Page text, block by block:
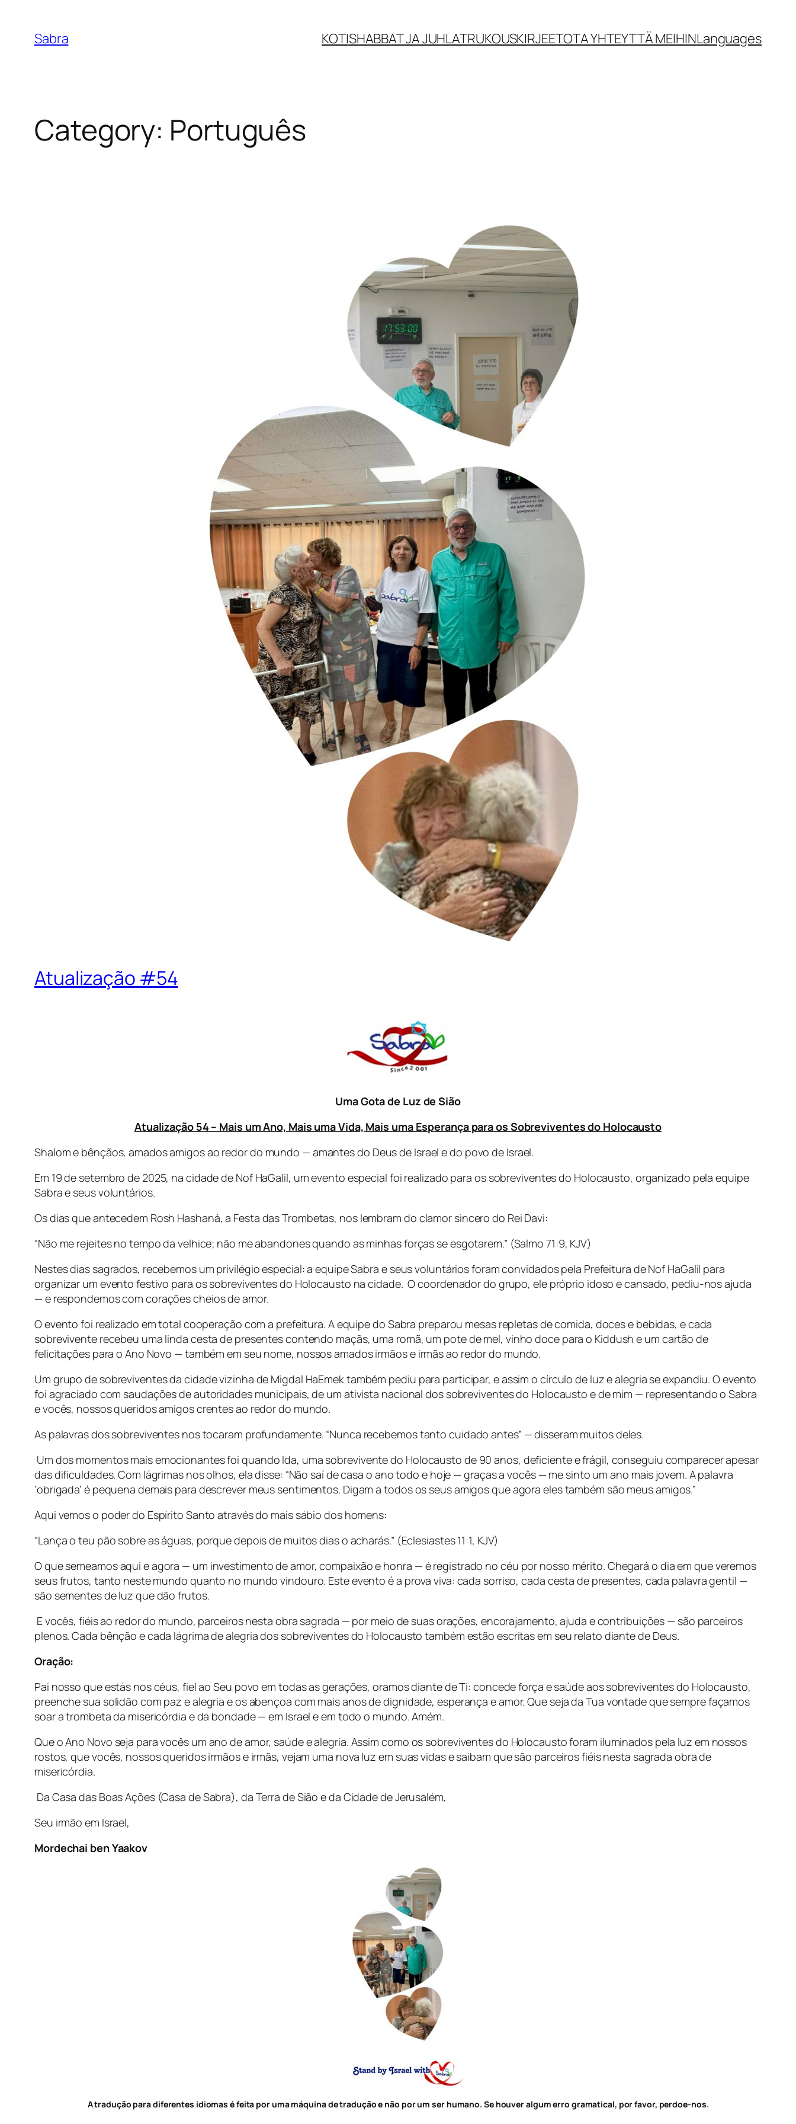
content
Sabra KOTISHABBAT JA JUHLATRUKOUSKIRJEETOTA YHTEYTTÄ MEIHINLanguages
Category: Português
Atualização #54
Uma Gota de Luz de Sião
Atualização 54 – Mais um Ano, Mais uma Vida, Mais uma Esperança para os Sobreviventes do Holocausto
Shalom e bênçãos, amados amigos ao redor do mundo — amantes do Deus de Israel e do povo de Israel.
Em 19 de setembro de 2025, na cidade de Nof HaGalil, um evento especial foi realizado para os sobreviventes do Holocausto, organizado pela equipe
Sabra e seus voluntários.
Os dias que antecedem Rosh Hashaná, a Festa das Trombetas, nos lembram do clamor sincero do Rei Davi:
“Não me rejeites no tempo da velhice; não me abandones quando as minhas forças se esgotarem.” (Salmo 71:9, KJV)
Nestes dias sagrados, recebemos um privilégio especial: a equipe Sabra e seus voluntários foram convidados pela Prefeitura de Nof HaGalil para
organizar um evento festivo para os sobreviventes do Holocausto na cidade. O coordenador do grupo, ele próprio idoso e cansado, pediu-nos ajuda
— e respondemos com corações cheios de amor.
O evento foi realizado em total cooperação com a prefeitura. A equipe do Sabra preparou mesas repletas de comida, doces e bebidas, e cada
sobrevivente recebeu uma linda cesta de presentes contendo maçãs, uma romã, um pote de mel, vinho doce para o Kiddush e um cartão de
felicitações para o Ano Novo — também em seu nome, nossos amados irmãos e irmãs ao redor do mundo.
Um grupo de sobreviventes da cidade vizinha de Migdal HaEmek também pediu para participar, e assim o círculo de luz e alegria se expandiu. O evento
foi agraciado com saudações de autoridades municipais, de um ativista nacional dos sobreviventes do Holocausto e de mim — representando o Sabra
e vocês, nossos queridos amigos crentes ao redor do mundo.
As palavras dos sobreviventes nos tocaram profundamente. “Nunca recebemos tanto cuidado antes” — disseram muitos deles.
Um dos momentos mais emocionantes foi quando Ida, uma sobrevivente do Holocausto de 90 anos, deficiente e frágil, conseguiu comparecer apesar
das dificuldades. Com lágrimas nos olhos, ela disse: “Não saí de casa o ano todo e hoje — graças a vocês — me sinto um ano mais jovem. A palavra
‘obrigada’ é pequena demais para descrever meus sentimentos. Digam a todos os seus amigos que agora eles também são meus amigos.”
Aqui vemos o poder do Espírito Santo através do mais sábio dos homens:
“Lança o teu pão sobre as águas, porque depois de muitos dias o acharás.” (Eclesiastes 11:1, KJV)
O que semeamos aqui e agora — um investimento de amor, compaixão e honra — é registrado no céu por nosso mérito. Chegará o dia em que veremos
seus frutos, tanto neste mundo quanto no mundo vindouro. Este evento é a prova viva: cada sorriso, cada cesta de presentes, cada palavra gentil —
são sementes de luz que dão frutos.
E vocês, fiéis ao redor do mundo, parceiros nesta obra sagrada — por meio de suas orações, encorajamento, ajuda e contribuições — são parceiros
plenos. Cada bênção e cada lágrima de alegria dos sobreviventes do Holocausto também estão escritas em seu relato diante de Deus.
Oração:
Pai nosso que estás nos céus, fiel ao Seu povo em todas as gerações, oramos diante de Ti: concede força e saúde aos sobreviventes do Holocausto,
preenche sua solidão com paz e alegria e os abençoa com mais anos de dignidade, esperança e amor. Que seja da Tua vontade que sempre façamos
soar a trombeta da misericórdia e da bondade — em Israel e em todo o mundo. Amém.
Que o Ano Novo seja para vocês um ano de amor, saúde e alegria. Assim como os sobreviventes do Holocausto foram iluminados pela luz em nossos
rostos, que vocês, nossos queridos irmãos e irmãs, vejam uma nova luz em suas vidas e saibam que são parceiros fiéis nesta sagrada obra de
misericórdia.
Da Casa das Boas Ações (Casa de Sabra), da Terra de Sião e da Cidade de Jerusalém,
Seu irmão em Israel,
Mordechai ben Yaakov
A tradução para diferentes idiomas é feita por uma máquina de tradução e não por um ser humano. Se houver algum erro gramatical, por favor, perdoe-nos.